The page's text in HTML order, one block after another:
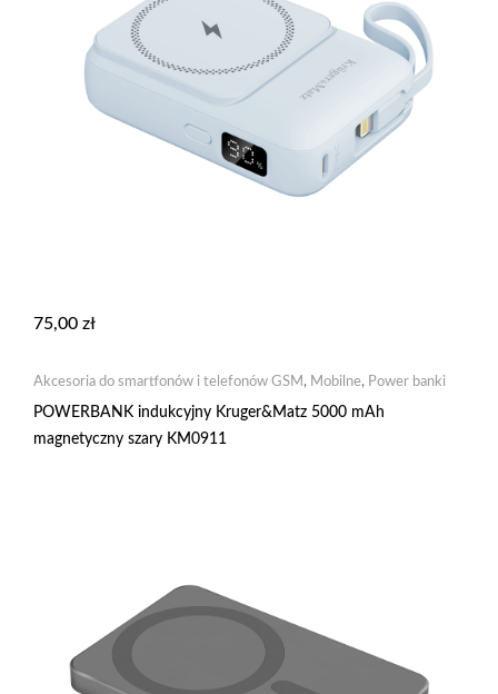
75,00 zł
Akcesoria do smartfonów i telefonów GSM , Mobilne, Power banki
POWERBANK indukcyjny Kruger&Matz 5000 mAh
magnetyczny szary KM0911